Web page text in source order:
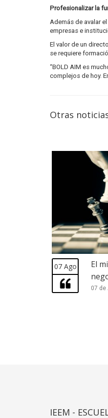
Profesionalizar la
Además de avalar
empresas e
El valor de un
se requiere
“BOLD AIM es
complejos de hoy.
Otras
07 Ago
El
07 de
IEEM -